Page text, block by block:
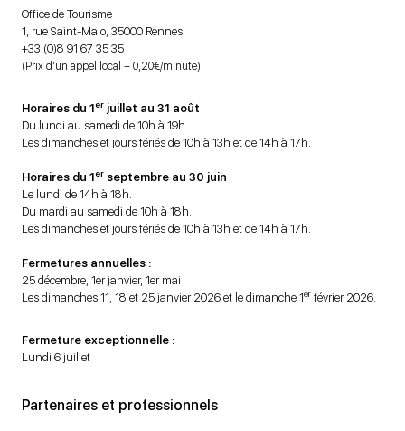
Office de Tourisme
1, rue Saint-Malo, 35000 Rennes
+33 (0)8 91 67 35 35
(Prix d’un appel local + 0,20€/minute)
Horaires du 1er juillet au 31 août
Du lundi au samedi de 10h à 19h.
Les dimanches et jours fériés de 10h à 13h et de 14h à 17h.
Horaires du 1er septembre au 30 juin
Le lundi de 14h à 18h.
Du mardi au samedi de 10h à 18h.
Les dimanches et jours fériés de 10h à 13h et de 14h à 17h.
Fermetures annuelles :
25 décembre, 1er janvier, 1er mai
Les dimanches 11, 18 et 25 janvier 2026 et le dimanche 1er février 2026.
Fermeture exceptionnelle :
Lundi 6 juillet
Partenaires et professionnels